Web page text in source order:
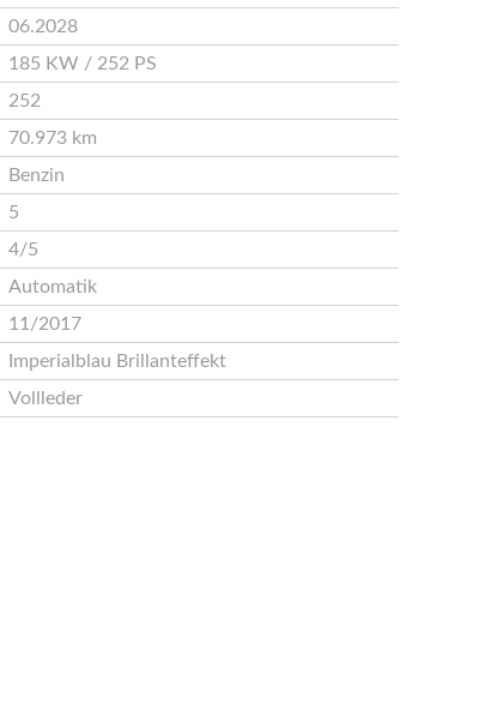
06.2028
185 KW / 252 PS
252
70.973 km
Benzin
5
4/5
Automatik
11/2017
Imperialblau Brillanteffekt
Vollleder